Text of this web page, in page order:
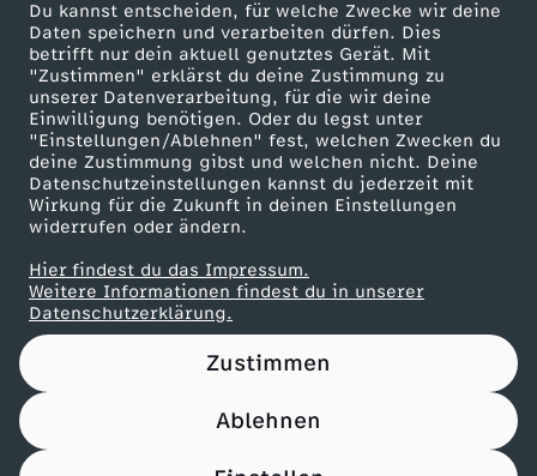
Du kannst entscheiden, für welche Zwecke wir deine
Daten speichern und verarbeiten dürfen. Dies
betrifft nur dein aktuell genutztes Gerät. Mit
"Zustimmen" erklärst du deine Zustimmung zu
unserer Datenverarbeitung, für die wir deine
Einwilligung benötigen. Oder du legst unter
"Einstellungen/Ablehnen" fest, welchen Zwecken du
deine Zustimmung gibst und welchen nicht. Deine
Datenschutzeinstellungen kannst du jederzeit mit
Wirkung für die Zukunft in deinen Einstellungen
widerrufen oder ändern.
Hier findest du das Impressum.
Weitere Informationen findest du in unserer
Datenschutzerklärung.
Zustimmen
Ablehnen
ZDF goes Schule
Werbefernsehen
Mainzelmännchen
Partner
Nutzungsbedingungen
Impressum